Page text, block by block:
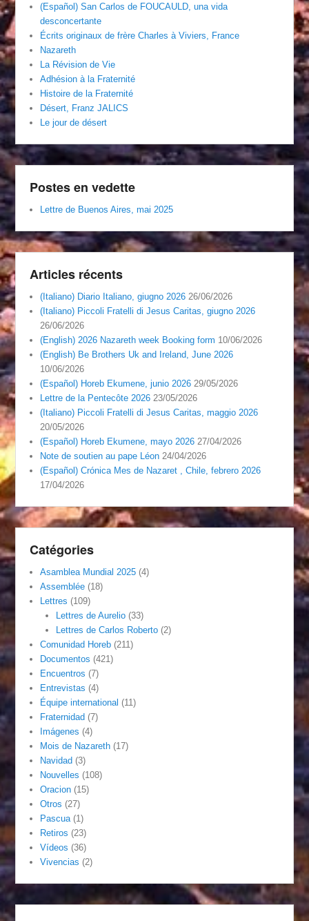
(Español) San Carlos de FOUCAULD, una vida
desconcertante
Écrits originaux de frère Charles à Viviers, France
Nazareth
La Révision de Vie
Adhésion à la Fraternité
Histoire de la Fraternité
Désert, Franz JALICS
Le jour de désert
Postes en vedette
Lettre de Buenos Aires, mai 2025
Articles récents
(Italiano) Diario Italiano, giugno 2026 26/06/2026
(Italiano) Piccoli Fratelli di Jesus Caritas, giugno 2026
26/06/2026
(English) 2026 Nazareth week Booking form 10/06/2026
(English) Be Brothers Uk and Ireland, June 2026
10/06/2026
(Español) Horeb Ekumene, junio 2026 29/05/2026
Lettre de la Pentecôte 2026 23/05/2026
(Italiano) Piccoli Fratelli di Jesus Caritas, maggio 2026
20/05/2026
(Español) Horeb Ekumene, mayo 2026 27/04/2026
Note de soutien au pape Léon 24/04/2026
(Español) Crónica Mes de Nazaret , Chile, febrero 2026
17/04/2026
Catégories
Asamblea Mundial 2025 (4)
Assemblée (18)
Lettres (109)
Lettres de Aurelio(33)
Lettres de Carlos Roberto(2)
Comunidad Horeb (211)
Documentos (421)
Encuentros (7)
Entrevistas (4)
Équipe international (11)
Fraternidad (7)
Imágenes (4)
Mois de Nazareth (17)
Navidad (3)
Nouvelles (108)
Oracion (15)
Otros (27)
Pascua (1)
Retiros (23)
Vídeos (36)
Vivencias (2)